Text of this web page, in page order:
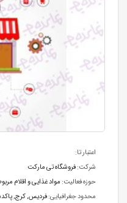
اعتبار تا:
شرکت:فروشگاه تی مارکت
حوزه فعالیت: مواد غذایی و اقلام
محدود جغرافیایی:فرديس, کرج,